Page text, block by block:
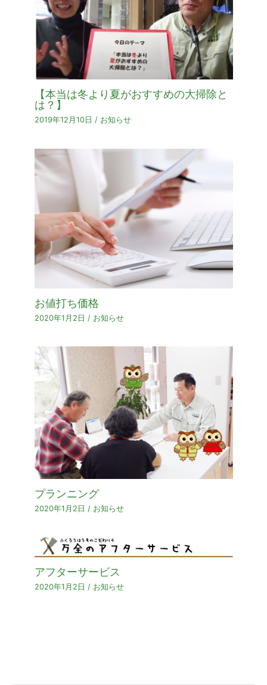
【本当は冬より夏がおすすめの大掃除と
は？】
2019年12月10日 / お知らせ
お値打ち価格
2020年1月2日 / お知らせ
プランニング
2020年1月2日 / お知らせ
アフターサービス
2020年1月2日 / お知らせ